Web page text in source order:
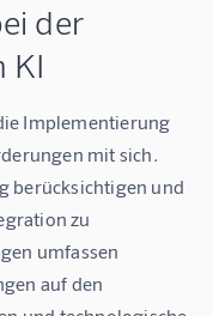
der
KI
Implementierung
mit sich.
berücksichtigen und
zu
umfassen
auf den